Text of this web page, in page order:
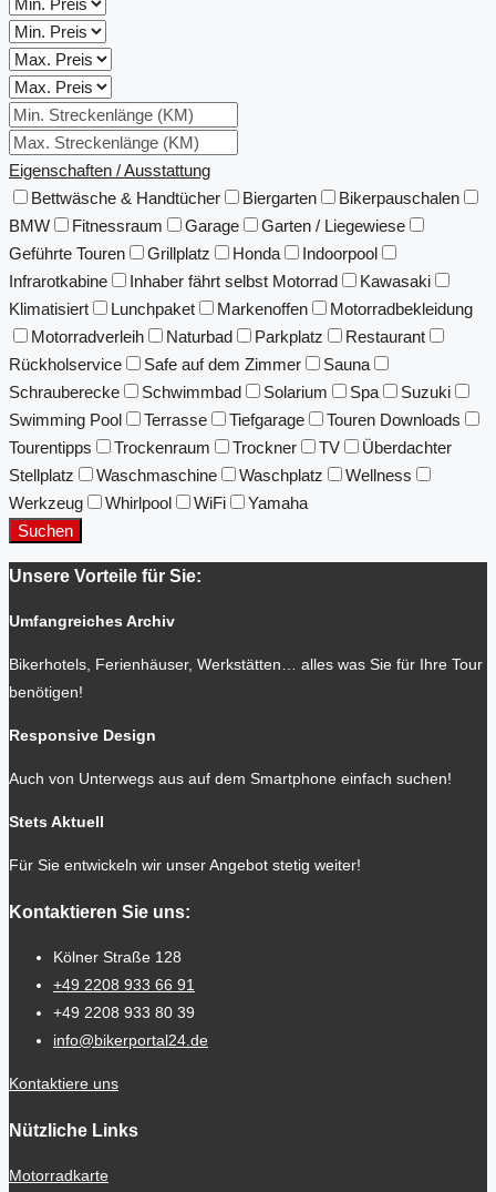
Eigenschaften / Ausstattung
Bettwäsche & Handtücher
Biergarten
Bikerpauschalen
BMW
Fitnessraum Garage
Garten / Liegewiese
Geführte Touren
Grillplatz Honda
Indoorpool
Infrarotkabine
Inhaber fährt selbst Motorrad
Kawasaki
Klimatisiert
Lunchpaket Markenoffen
Motorradbekleidung
Motorradverleih
Naturbad Parkplatz
Restaurant
Rückholservice
Safe auf dem Zimmer
Sauna
Schrauberecke
Schwimmbad Solarium Spa
Suzuki
Swimming Pool
Terrasse Tiefgarage
Touren Downloads
Tourentipps
Trockenraum Trockner TV
Überdachter
Stellplatz
Waschmaschine Waschplatz
Wellness
Werkzeug
Whirlpool WiFi
Yamaha
Suchen
Unsere Vorteile für Sie:
Umfangreiches Archiv
Bikerhotels, Ferienhäuser, Werkstätten… alles was Sie für Ihre Tour
benötigen!
Responsive Design
Auch von Unterwegs aus auf dem Smartphone einfach suchen!
Stets Aktuell
Für Sie entwickeln wir unser Angebot stetig weiter!
Kontaktieren Sie uns:
Kölner Straße 128
+49 2208 933 66 91
+49 2208 933 80 39
info@bikerportal24.de
Kontaktiere uns
Nützliche Links
Motorradkarte